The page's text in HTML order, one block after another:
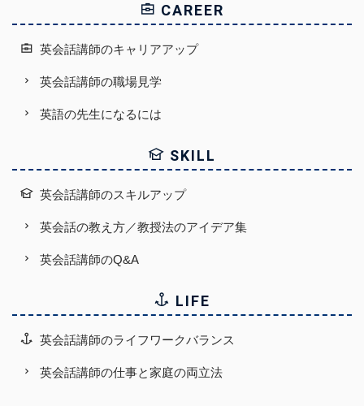
CAREER
英会話講師のキャリアアップ
英会話講師の職場見学
英語の先生になるには
SKILL
英会話講師のスキルアップ
英会話の教え方／教授法のアイデア集
英会話講師のQ&A
LIFE
英会話講師のライフワークバランス
英会話講師の仕事と家庭の両立法